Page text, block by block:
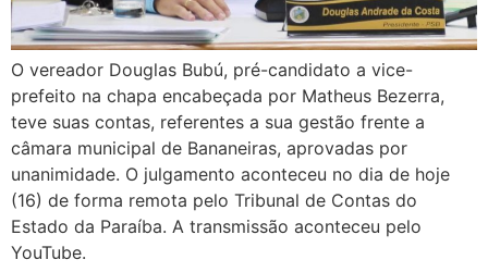
O vereador Douglas Bubú, pré-candidato a vice-
prefeito na chapa encabeçada por Matheus Bezerra,
teve suas contas, referentes a sua gestão frente a
câmara municipal de Bananeiras, aprovadas por
unanimidade. O julgamento aconteceu no dia de hoje
(16) de forma remota pelo Tribunal de Contas do
Estado da Paraíba. A transmissão aconteceu pelo
YouTube.